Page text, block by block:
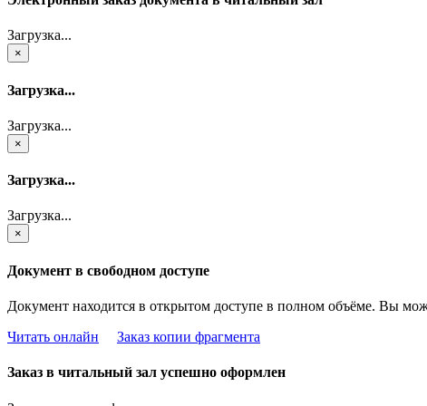
Загрузка...
×
Загрузка...
Загрузка...
×
Загрузка...
Загрузка...
×
Документ в свободном доступе
Документ находится в открытом доступе в полном объёме. Вы
Читать онлайн
Заказ копии фрагмента
Заказ в читальный зал успешно оформлен